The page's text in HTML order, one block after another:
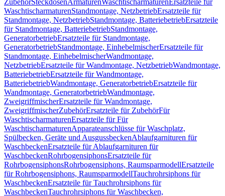
ZubehörSteckdosenArmaturenWaschtischarmaturen Ersatzteile für
WaschtischarmaturenStandmontage, NetzbetriebErsatzteile für
Standmontage, NetzbetriebStandmontage, BatteriebetriebErsatzteile
für Standmontage, BatteriebetriebStandmontage,
GeneratorbetriebErsatzteile für Standmontage,
GeneratorbetriebStandmontage, EinhebelmischerErsatzteile für
Standmontage, EinhebelmischerWandmontage,
NetzbetriebErsatzteile für Wandmontage, NetzbetriebWandmontage,
BatteriebetriebErsatzteile für Wandmontage,
BatteriebetriebWandmontage, GeneratorbetriebErsatzteile für
Wandmontage, GeneratorbetriebWandmontage,
ZweigriffmischerErsatzteile für Wandmontage,
ZweigriffmischerZubehörErsatzteile für ZubehörFür
WaschtischarmaturenErsatzteile für Für
WaschtischarmaturenApparateanschlüsse für Waschplatz,
Spülbecken, Geräte und AusgussbeckenAblaufgarnituren für
WaschbeckenErsatzteile für Ablaufgarnituren für
WaschbeckenRohrbogensiphonsErsatzteile für
RohrbogensiphonsRohrbogensiphons, RaumsparmodellErsatzteile
für Rohrbogensiphons, RaumsparmodellTauchrohrsiphons für
WaschbeckenErsatzteile für Tauchrohrsiphons für
WaschbeckenTauchrohrsiphons für Waschbecken,